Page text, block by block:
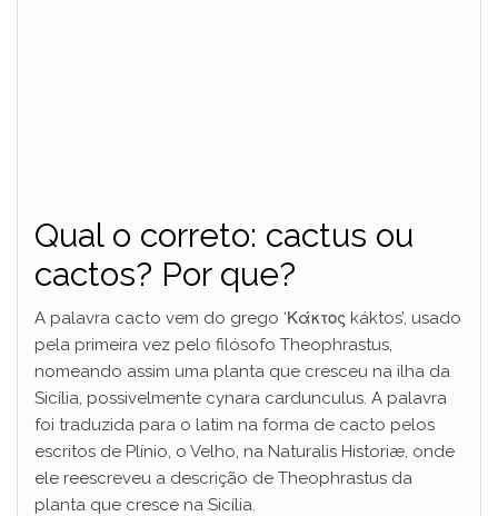
Qual o correto: cactus ou
cactos? Por que?
A palavra cacto vem do grego ‘Κάκτος káktos’, usado
pela primeira vez pelo filósofo Theophrastus,
nomeando assim uma planta que cresceu na ilha da
Sicília, possivelmente cynara cardunculus. A palavra
foi traduzida para o latim na forma de cacto pelos
escritos de Plínio, o Velho, na Naturalis Historiæ, onde
ele reescreveu a descrição de Theophrastus da
planta que cresce na Sicília.